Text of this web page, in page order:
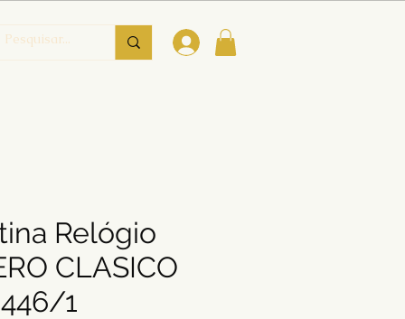
Relógio
CLASICO
1